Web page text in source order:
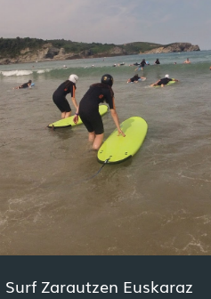
Surf Zarautzen Euskaraz